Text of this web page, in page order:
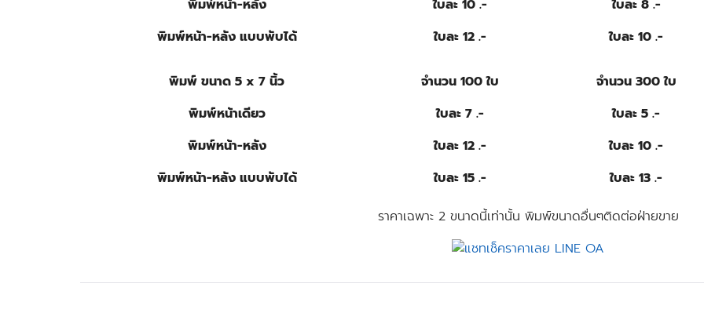
พิมพ์หน้า-หลัง
ใบละ 10 .- ใบละ 8 .-
พิมพ์หน้า-หลัง แบบพับได้
ใบละ 12 .- ใบละ 10 .-
พิมพ์ ขนาด 5 x 7 นิ้ว จำนวน 100 ใบ จำนวน 300 ใบ
พิมพ์หน้าเดียว
ใบละ 7 .- ใบละ 5 .-
พิมพ์หน้า-หลัง
ใบละ 12 .- ใบละ 10 .-
พิมพ์หน้า-หลัง แบบพับได้
ใบละ 15 .- ใบละ 13 .-
ราคาเฉพาะ 2 ขนาดนี้เท่านั้น พิมพ์ขนาดอื่นๆติดต่อฝ่ายขาย